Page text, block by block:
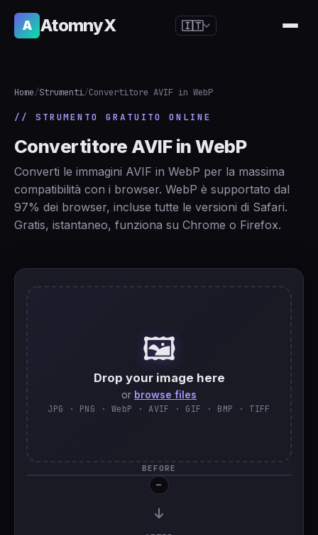
A AtomnyX 🇮🇹
🇯🇵日本語
🇷🇺Русский
Türkçe
Home/Strumenti/Convertitore AVIF in WebP
// STRUMENTO GRATUITO ONLINE
Convertitore AVIF in WebP
Converti le immagini AVIF in WebP per la massima
compatibilità con i browser. WebP è supportato dal
97% dei browser, incluse tutte le versioni di Safari.
Gratis, istantaneo, funziona su Chrome o Firefox.
🖼️
Drop your image here
or browse files
JPG · PNG · WebP · AVIF · GIF · BMP · TIFF
BEFORE
—